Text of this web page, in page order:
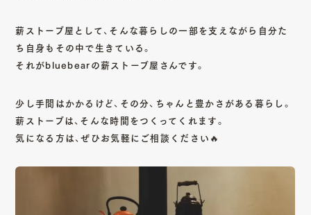
薪ストーブ屋として、そんな暮らしの一部を支えながら自分た
ち自身もその中で生きている。
それがbluebearの薪ストーブ屋さんです。
少し手間はかかるけど、その分、ちゃんと豊かさがある暮らし。
薪ストーブは、そんな時間をつくってくれます。
気になる方は、ぜひお気軽にご相談ください🔥